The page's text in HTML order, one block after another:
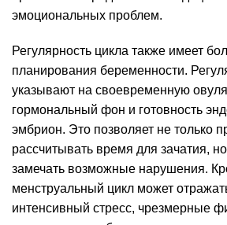
эмоциональных проблем.
Регулярность цикла также имеет
планирования беременности.
указывают на своевременную
гормональный фон и готовность
эмбрион. Это позволяет не только
рассчитывать время для зачатия,
замечать возможные нарушения.
менструальный цикл может
интенсивный стресс, чрезмерные